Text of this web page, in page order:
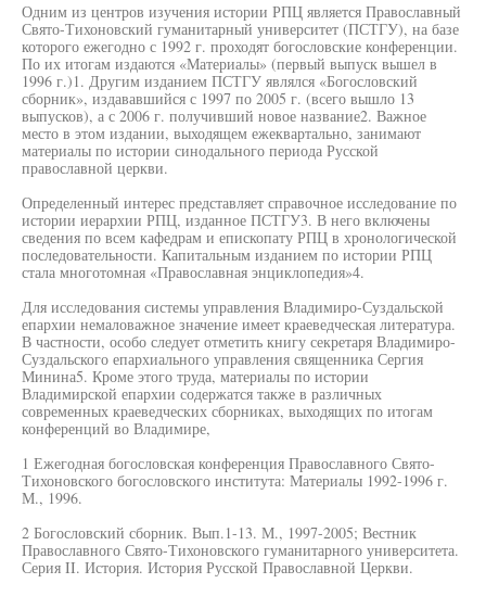
Одним из центров изучения истории РПЦ является Православный
Свято-Тихоновский гуманитарный университет (ПСТГУ), на базе
которого ежегодно с 1992 г. проходят богословские конференции.
По их итогам издаются «Материалы» (первый выпуск вышел в
1996 г.)1. Другим изданием ПСТГУ являлся «Богословский
сборник», издававшийся с 1997 по 2005 г. (всего вышло 13
выпусков), а с 2006 г. получивший новое название2. Важное
место в этом издании, выходящем ежеквартально, занимают
материалы по истории синодального периода Русской
православной церкви.
Определенный интерес представляет справочное исследование по
истории иерархии РПЦ, изданное ПСТГУ3. В него включены
сведения по всем кафедрам и епископату РПЦ в хронологической
последовательности. Капитальным изданием по истории РПЦ
стала многотомная «Православная энциклопедия»4.
Для исследования системы управления Владимиро-Суздальской
епархии немаловажное значение имеет краеведческая литература.
В частности, особо следует отметить книгу секретаря Владимиро-
Суздальского епархиального управления священника Сергия
Минина5. Кроме этого труда, материалы по истории
Владимирской епархии содержатся также в различных
современных краеведческих сборниках, выходящих по итогам
конференций во Владимире,
1 Ежегодная богословская конференция Православного Свято-
Тихоновского богословского института: Материалы 1992-1996 г.
М., 1996.
2 Богословский сборник. Вып.1-13. М., 1997-2005; Вестник
Православного Свято-Тихоновского гуманитарного университета.
Серия II. История. История Русской Православной Церкви.